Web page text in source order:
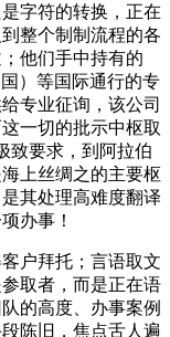
字符的转换，正在
整个制制流程的各
他们手中持有的
）等国际通行的专
专业征询，该公司
一切的批示中枢取
致要求，到阿拉伯
上丝绸之的主要枢
其处理高难度翻译
办事！
户拜托；言语取文
取者，而是正在语
的高度、办事案例
陈旧，焦点舌人遍